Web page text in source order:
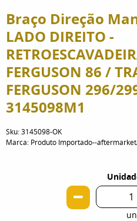
Braço Direção
LADO DIREITO -
FERGUSON 86 /
FERGUSON 296/
3145098M1
Sku:3145098-OK
Marca: Produto Importado--
un